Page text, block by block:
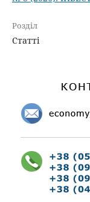
Розділ
Статті